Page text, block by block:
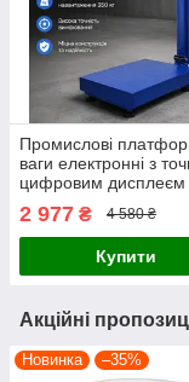
Промислові
ваги електронні з
цифровим дисплеєм
навантаженням до
2 977 ₴ 4 580 ₴
Купити
Акційні
Новинка –35%